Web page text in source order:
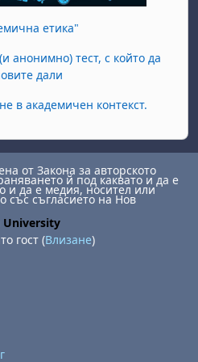
етика"
анонимно) тест, с който да
дали
в академичен контекст.
от Закона за авторското
й под каквато и да е
и да е медия, носител или
със съгласието на Нов
University
гост (Влизане)